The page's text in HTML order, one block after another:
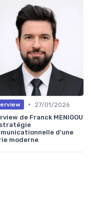
•
27/01/2026
de Franck MENIGOU
stratégie
d'une
moderne